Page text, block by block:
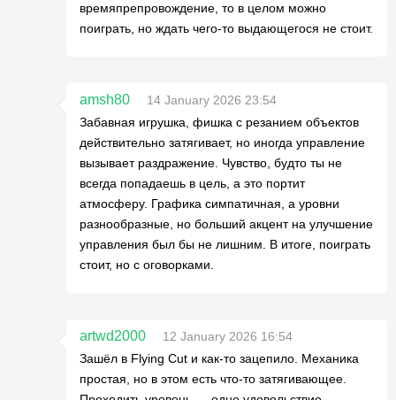
времяпрепровождение, то в целом можно
поиграть, но ждать чего-то выдающегося не стоит.
amsh80
14 January 2026 23:54
Забавная игрушка, фишка с резанием объектов
действительно затягивает, но иногда управление
вызывает раздражение. Чувство, будто ты не
всегда попадаешь в цель, а это портит
атмосферу. Графика симпатичная, а уровни
разнообразные, но больший акцент на улучшение
управления был бы не лишним. В итоге, поиграть
стоит, но с оговорками.
artwd2000
12 January 2026 16:54
Зашёл в Flying Cut и как-то зацепило. Механика
простая, но в этом есть что-то затягивающее.